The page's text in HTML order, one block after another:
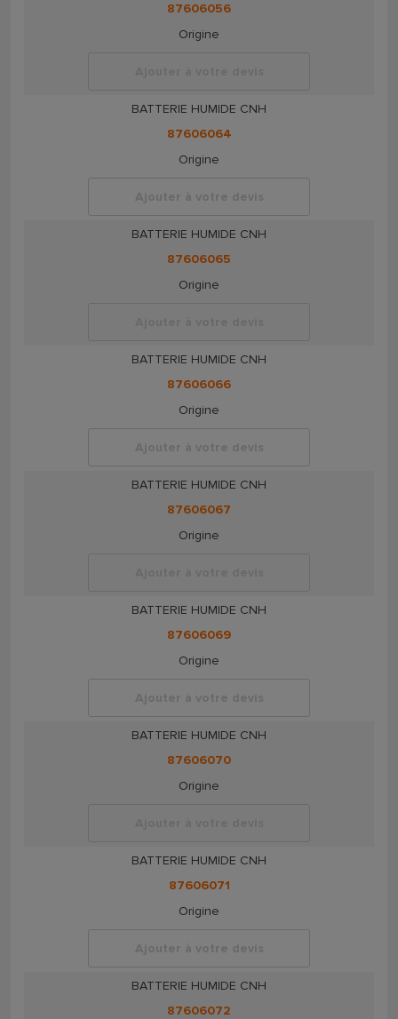
87606056
Origine
BATTERIE HUMIDE CNH
87606064
Origine
Ajouter à votre devis
BATTERIE HUMIDE CNH
87606065
Origine
BATTERIE HUMIDE CNH
87606066
Origine
Ajouter à votre devis
BATTERIE HUMIDE CNH
87606067
Origine
BATTERIE HUMIDE CNH
87606069
Origine
Ajouter à votre devis
BATTERIE HUMIDE CNH
87606070
Origine
BATTERIE HUMIDE CNH
87606071
Origine
Ajouter à votre devis
BATTERIE HUMIDE CNH
87606072